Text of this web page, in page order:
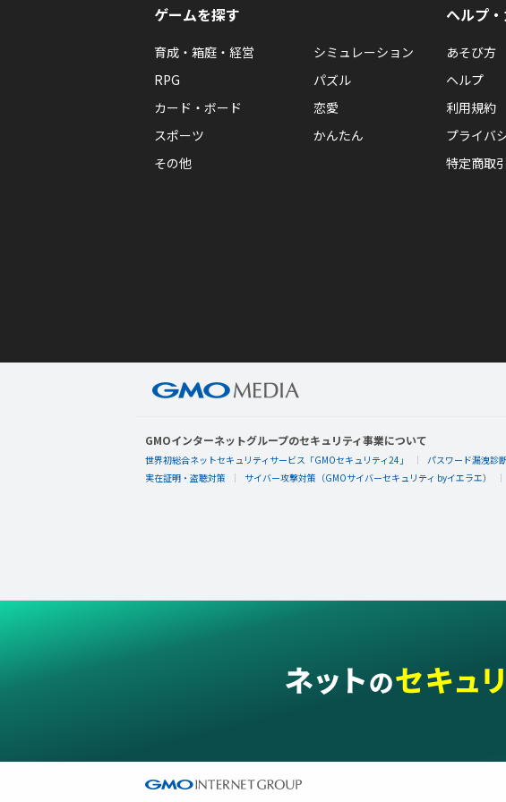
ゲームを探す
育成・箱庭・経営
シミュレーション
RPG
パズル
カード・ボード
恋愛
スポーツ
かんたん
その他
ヘルプ
あそび方
ヘルプ
利用規約
プライバ
特定商取
GMOインターネットグループのセキュリティ事業について
世界初総合ネットセキュリティサービス「GMOセキュリティ24」 パスワード漏洩診
実在証明・盗聴対策
サイバー攻撃対策（GMOサイバーセキュリティ byイエラエ）